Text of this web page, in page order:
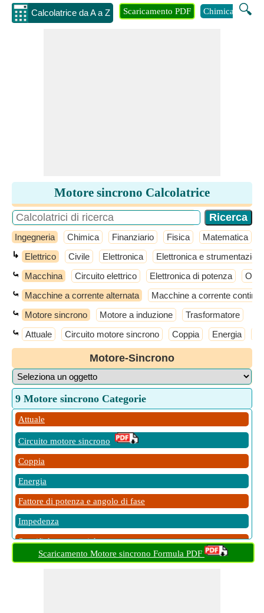
Calcolatrice da A a Z 🔍
Scaricamento PDF Chimica
Motore sincrono Calcolatrice
Ingegneria Chimica Finanziario Fisica Matematica
↳ Elettrico Civile Elettronica Elettronica e
⤿ Macchina Circuito elettrico Elettronica di potenza
⤿ Macchine a corrente alternata Macchine a corrente
⤿ Motore sincrono Motore a induzione Trasformatore
⤿ Attuale Circuito motore sincrono Coppia Energia
Motore-Sincrono
9 Motore sincrono Categorie
Attuale
Circuito motore sincrono
Coppia
Energia
Fattore di potenza e angolo di fase
Impedenza
Specifiche meccaniche
Velocità
Scaricamento Motore sincrono Formula PDF